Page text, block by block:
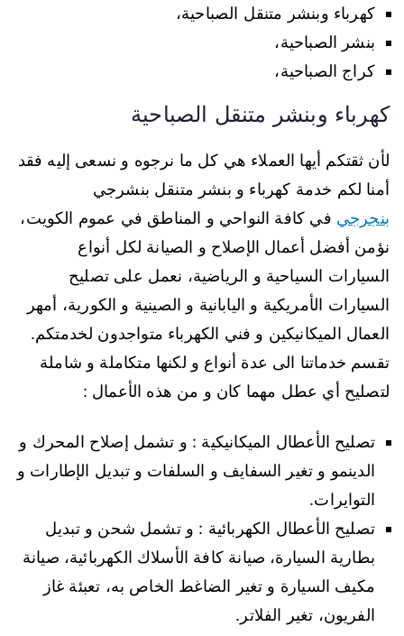
كهرباء وبنشر متنقل الصباحية،
بنشر الصباحية،
كراج الصباحية،
كهرباء وبنشر متنقل الصباحية
لأن ثقتكم أيها العملاء هي كل ما نرجوه و نسعى إليه فقد
أمنا لكم خدمة كهرباء و بنشر متنقل بنشرجي
بنجرجي في كافة النواحي و المناطق في عموم الكويت،
نؤمن أفضل أعمال الإصلاح و الصيانة لكل أنواع
السيارات السياحية و الرياضية، نعمل على تصليح
السيارات الأمريكية و اليابانية و الصينية و الكورية، أمهر
العمال الميكانيكين و فني الكهرباء متواجدون لخدمتكم.
تقسم خدماتنا الى عدة أنواع و لكنها متكاملة و شاملة
لتصليح أي عطل مهما كان و من هذه الأعمال :
تصليح الأعطال الميكانيكية : و تشمل إصلاح المحرك و
الدينمو و تغير السفايف و السلفات و تبديل الإطارات و
التوايرات.
تصليح الأعطال الكهربائية : و تشمل شحن و تبديل
بطارية السيارة، صيانة كافة الأسلاك الكهربائية، صيانة
مكيف السيارة و تغير الضاغط الخاص به، تعبئة غاز
الفريون، تغير الفلاتر.